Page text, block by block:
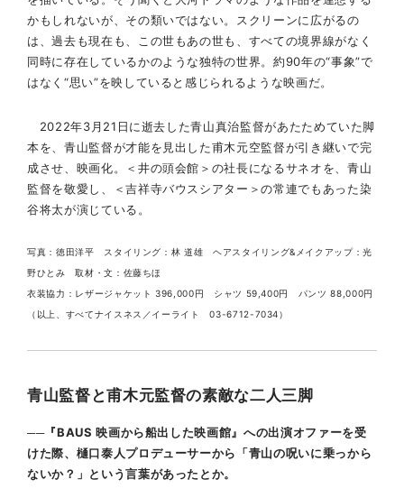
かもしれないが、その類いではない。スクリーンに広がるの
は、過去も現在も、この世もあの世も、すべての境界線がなく
同時に存在しているかのような独特の世界。約90年の“事象”で
はなく“思い”を映していると感じられるような映画だ。
2022年3月21日に逝去した青山真治監督があたためていた脚
本を、青山監督が才能を見出した甫木元空監督が引き継いで完
成させ、映画化。＜井の頭会館＞の社長になるサネオを、青山
監督を敬愛し、＜吉祥寺バウスシアター＞の常連でもあった染
谷将太が演じている。
写真：徳田洋平 スタイリング：林 道雄 ヘアスタイリング&メイクアップ：光
野ひとみ 取材・文：佐藤ちほ
衣装協力：レザージャケット 396,000円 シャツ 59,400円 パンツ 88,000円
（以上、すべてナイスネス／イーライト 03-6712-7034）
青山監督と甫木元監督の素敵な二人三脚
──『BAUS 映画から船出した映画館』への出演オファーを受
けた際、樋口泰人プロデューサーから「青山の呪いに乗っから
ないか？」という言葉があったとか。